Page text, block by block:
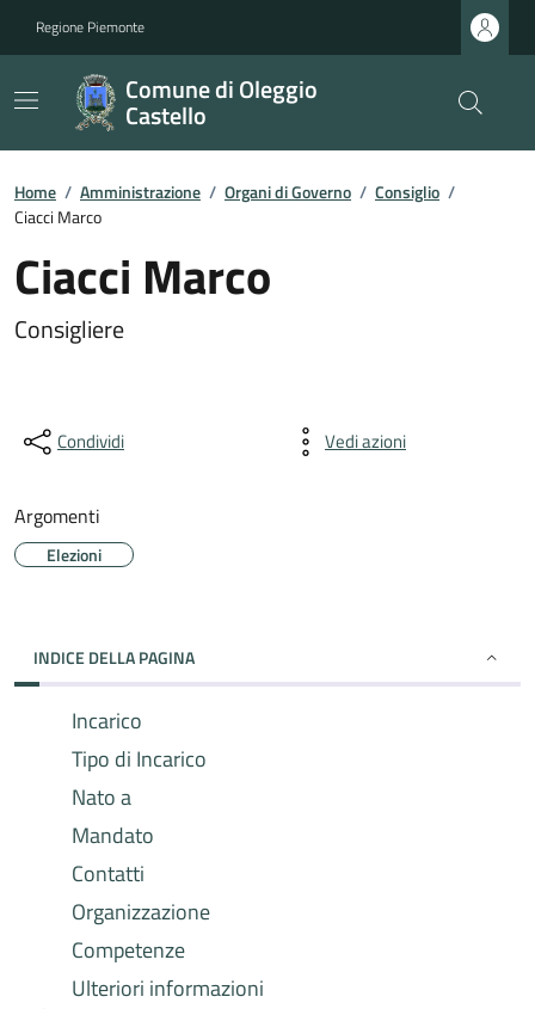
Regione Piemonte
Comune di Oleggio
Castello
Home / Amministrazione / Organi di Governo / Consiglio /
Ciacci Marco
Ciacci Marco
Consigliere
Condividi Vedi azioni
Argomenti
Elezioni
INDICE DELLA PAGINA
Incarico
Tipo di Incarico
Nato a
Mandato
Contatti
Organizzazione
Competenze
Ulteriori informazioni